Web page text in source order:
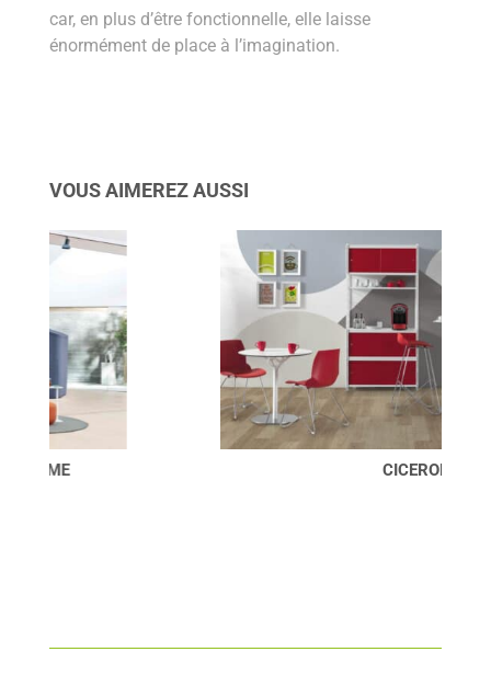
car, en plus d’être fonctionnelle, elle laisse
énormément de place à l’imagination.
VOUS AIMEREZ AUSSI